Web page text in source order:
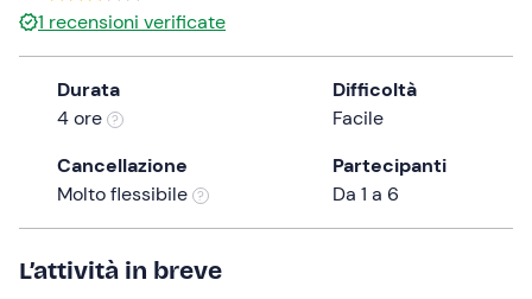
a
question
mark
the
1 recensioni verificate
Durata
4 ore
Difficoltà
Facile
Cancellazione
Molto flessibile
Partecipanti
Da 1 a 6
L’attività in breve